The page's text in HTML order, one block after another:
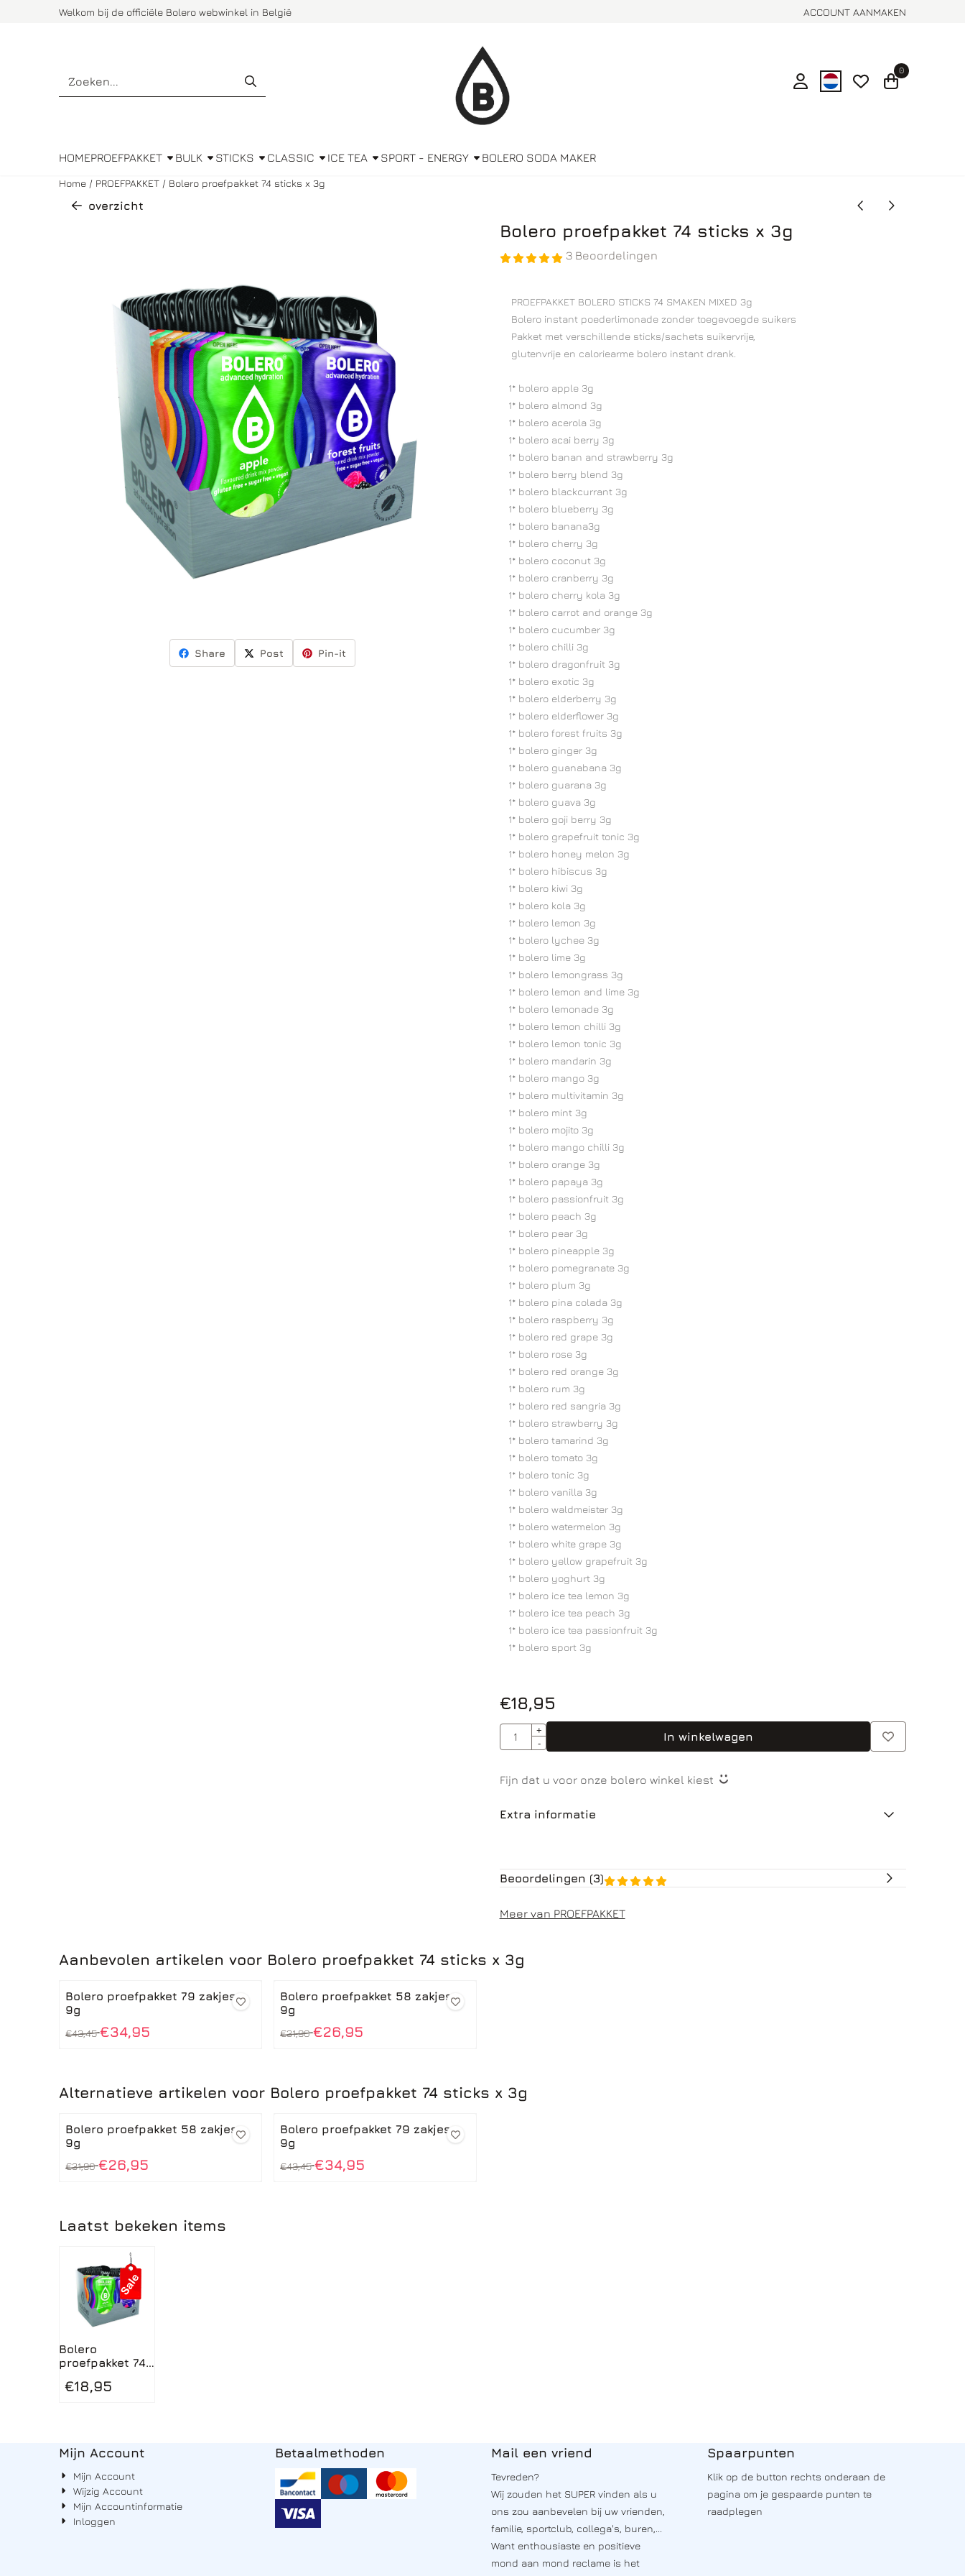
Cookievoorkeuren zijn momenteel gesloten.
Welkom bij de officiële Bolero webwinkel in België ACCOUNT AANMAKEN
0
HOMEPROEFPAKKET BULK STICKS CLASSIC ICE TEA SPORT - ENERGY BOLERO SODA MAKER
Home / PROEFPAKKET / Bolero proefpakket 74 sticks x 3g
overzicht
Share Post Pin-it
Bolero proefpakket 74 sticks x 3g
3 Beoordelingen
PROEFPAKKET BOLERO STICKS 74 SMAKEN MIXED 3g
Bolero instant poederlimonade zonder toegevoegde suikers
Pakket met verschillende sticks/sachets suikervrije,
glutenvrije en caloriearme bolero instant drank.
1* bolero apple 3g
1* bolero almond 3g
1* bolero acerola 3g
1* bolero acai berry 3g
1* bolero banan and strawberry 3g
1* bolero berry blend 3g
1* bolero blackcurrant 3g
1* bolero blueberry 3g
1* bolero banana3g
1* bolero cherry 3g
1* bolero coconut 3g
1* bolero cranberry 3g
1* bolero cherry kola 3g
1* bolero carrot and orange 3g
1* bolero cucumber 3g
1* bolero chilli 3g
1* bolero dragonfruit 3g
1* bolero exotic 3g
1* bolero elderberry 3g
1* bolero elderflower 3g
1* bolero forest fruits 3g
1* bolero ginger 3g
1* bolero guanabana 3g
1* bolero guarana 3g
1* bolero guava 3g
1* bolero goji berry 3g
1* bolero grapefruit tonic 3g
1* bolero honey melon 3g
1* bolero hibiscus 3g
1* bolero kiwi 3g
1* bolero kola 3g
1* bolero lemon 3g
1* bolero lychee 3g
1* bolero lime 3g
1* bolero lemongrass 3g
1* bolero lemon and lime 3g
1* bolero lemonade 3g
1* bolero lemon chilli 3g
1* bolero lemon tonic 3g
1* bolero mandarin 3g
1* bolero mango 3g
1* bolero multivitamin 3g
1* bolero mint 3g
1* bolero mojito 3g
1* bolero mango chilli 3g
1* bolero orange 3g
1* bolero papaya 3g
1* bolero passionfruit 3g
1* bolero peach 3g
1* bolero pear 3g
1* bolero pineapple 3g
1* bolero pomegranate 3g
1* bolero plum 3g
1* bolero pina colada 3g
1* bolero raspberry 3g
1* bolero red grape 3g
1* bolero rose 3g
1* bolero red orange 3g
1* bolero rum 3g
1* bolero red sangria 3g
1* bolero strawberry 3g
1* bolero tamarind 3g
1* bolero tomato 3g
1* bolero tonic 3g
1* bolero vanilla 3g
1* bolero waldmeister 3g
1* bolero watermelon 3g
1* bolero white grape 3g
1* bolero yellow grapefruit 3g
1* bolero yoghurt 3g
1* bolero ice tea lemon 3g
1* bolero ice tea peach 3g
1* bolero ice tea passionfruit 3g
1* bolero sport 3g
€18,95
Aantal
+
-
In winkelwagen
Fijn dat u voor onze bolero winkel kiest
Extra informatie
Beoordelingen (3)
Meer van PROEFPAKKET
Aanbevolen artikelen voor Bolero proefpakket 74 sticks x 3g
Bolero proefpakket 79 zakjes x
9g
Van 43,45 voor 34,95
€43,45€34,95
Bolero proefpakket 58 zakjes x
9g
Van 31,90 voor 26,95
€31,90€26,95
Alternatieve artikelen voor Bolero proefpakket 74 sticks x 3g
Bolero proefpakket 58 zakjes x
9g
Van 31,90 voor 26,95
€31,90€26,95
Bolero proefpakket 79 zakjes x
9g
Van 43,45 voor 34,95
€43,45€34,95
Laatst bekeken items
Bolero
proefpakket 74
€18,95
Mijn Account
Mijn Account
Wijzig Account
Mijn Accountinformatie
Inloggen
Betaalmethoden Mail een vriend
Tevreden?
Wij zouden het SUPER vinden als u
ons zou aanbevelen bij uw vrienden,
familie, sportclub, collega's, buren,...
Want enthousiaste en positieve
mond aan mond reclame is het
Spaarpunten
Klik op de button rechts onderaan de
pagina om je gespaarde punten te
raadplegen